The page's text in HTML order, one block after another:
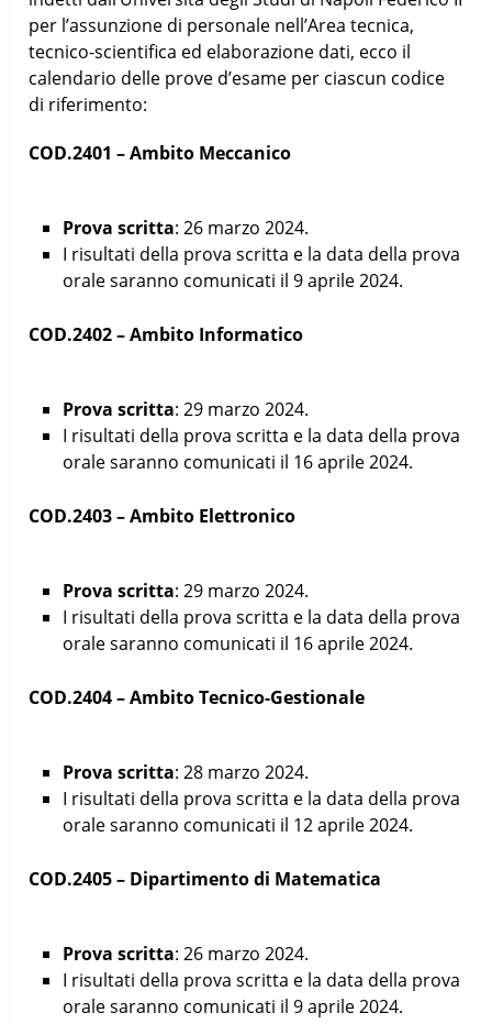
per l’assunzione di personale nell’Area tecnica,
tecnico-scientifica ed elaborazione dati, ecco il
calendario delle prove d’esame per ciascun codice
di riferimento:
COD.2401 – Ambito Meccanico
Prova scritta: 26 marzo 2024.
I risultati della prova scritta e la data della prova
orale saranno comunicati il 9 aprile 2024.
COD.2402 – Ambito Informatico
Prova scritta: 29 marzo 2024.
I risultati della prova scritta e la data della prova
orale saranno comunicati il 16 aprile 2024.
COD.2403 – Ambito Elettronico
Prova scritta: 29 marzo 2024.
I risultati della prova scritta e la data della prova
orale saranno comunicati il 16 aprile 2024.
COD.2404 – Ambito Tecnico-Gestionale
Prova scritta: 28 marzo 2024.
I risultati della prova scritta e la data della prova
orale saranno comunicati il 12 aprile 2024.
COD.2405 – Dipartimento di Matematica
Prova scritta: 26 marzo 2024.
I risultati della prova scritta e la data della prova
orale saranno comunicati il 9 aprile 2024.